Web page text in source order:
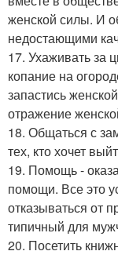
женской силы. И
недостающими
17. Ухаживать за
копание на
запастись
отражение
18. Общаться с
тех, кто хочет
19. Помощь -
помощи. Все это
отказываться от
типичный для
20. Посетить